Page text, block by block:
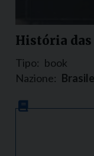
História
Tipo: book
Nazione: Brasile